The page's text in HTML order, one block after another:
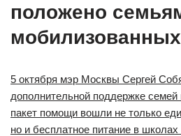
положено
5 октября мэр Москвы Сергей
дополнительной поддержке
пакет помощи вошли не только
но и бесплатное питание в